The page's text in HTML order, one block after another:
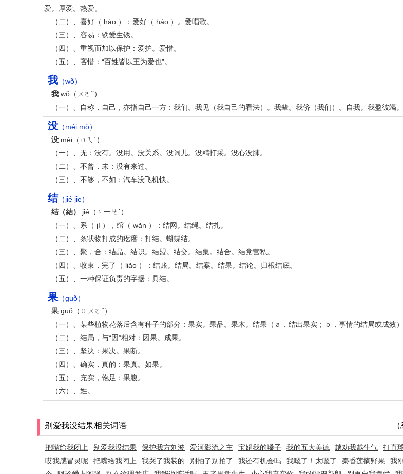
爱。厚爱。热爱。
（二）、喜好（ hào ）：爱好（ hào ）。爱唱歌。
（三）、容易：铁爱生锈。
（四）、重视而加以保护：爱护。爱惜。
（五）、吝惜：“百姓皆以王为爱也”。
我 （wǒ）
我 wǒ（ㄨㄛˇ）
（一）、自称，自己，亦指自己一方：我们。我见（我自己的看法）。我辈。我侪（我们）。自我。我盈彼竭。
没 （méi mò）
没 méi（ㄇㄟˊ）
（一）、无：没有。没用。没关系。没词儿。没精打采。没心没肺。
（二）、不曾，未：没有来过。
（三）、不够，不如：汽车没飞机快。
结 （jié jiē）
结（結）
jié（ㄐ一ㄝˊ）
（一）、系（ jì ），绾（ wǎn ）：结网。结绳。结扎。
（二）、条状物打成的疙瘩：打结。蝴蝶结。
（三）、聚，合：结晶。结识。结盟。结交。结集。结合。结党营私。
（四）、收束，完了（ liǎo ）：结账。结局。结案。结果。结论。归根结底。
（五）、一种保证负责的字据：具结。
果 （guǒ）
果 guǒ（ㄍㄨㄛˇ）
（一）、某些植物花落后含有种子的部分：果实。果品。果木。结果（ａ．结出果实；ｂ．事情的结局或成效）
（二）、结局，与“因”相对：因果。成果。
（三）、坚决：果决。果断。
（四）、确实，真的：果真。如果。
（五）、充实，饱足：果腹。
（六）、姓。
别爱我没结果相关词语 (
把嘴给我闭上 别爱我没结果 保护我方刘波 爱河影流之主 宝娟我的嗓子 我的五大美德 越劝我越生气 打直
哎我感冒灵呢
把嘴给我闭上 我哭了我装的 别拍了别拍了 我还有机会吗 我嗯了！太嗯了 秦香莲摘野果 我